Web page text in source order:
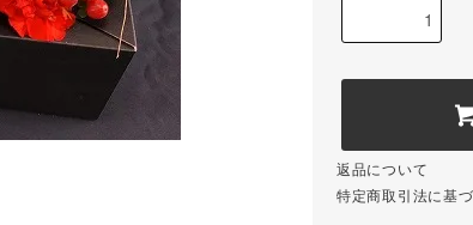
返品について
特定商取引法に基